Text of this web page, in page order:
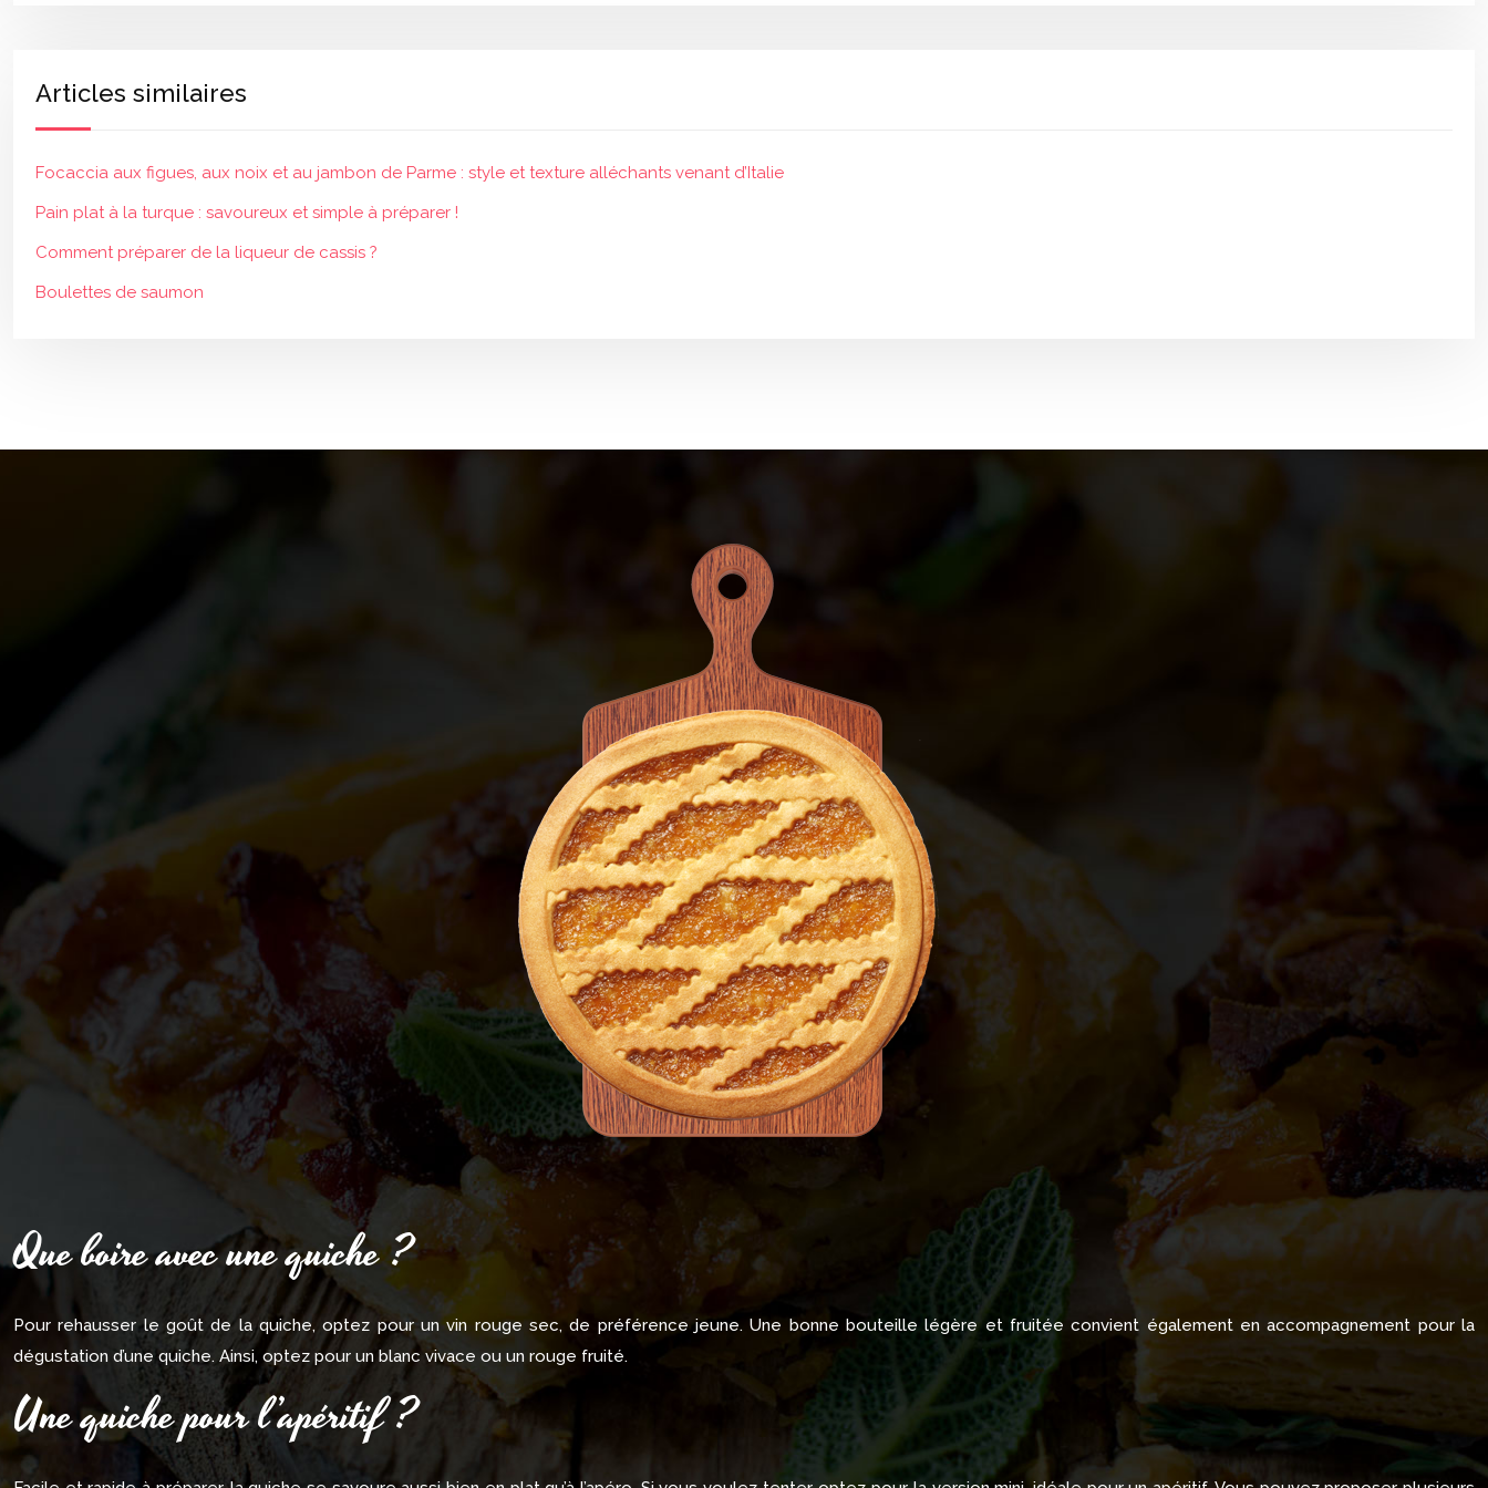
Articles similaires
Focaccia aux figues, aux noix et au jambon de Parme : style et texture alléchants venant d’Italie
Pain plat à la turque : savoureux et simple à préparer !
Comment préparer de la liqueur de cassis ?
Boulettes de saumon
Que boire avec une quiche ?
Pour rehausser le goût de la quiche, optez pour un vin rouge sec, de préférence jeune. Une bonne bouteille légère et fruitée convient également en accompagnement pour la
dégustation d’une quiche. Ainsi, optez pour un blanc vivace ou un rouge fruité.
Une quiche pour l’apéritif ?